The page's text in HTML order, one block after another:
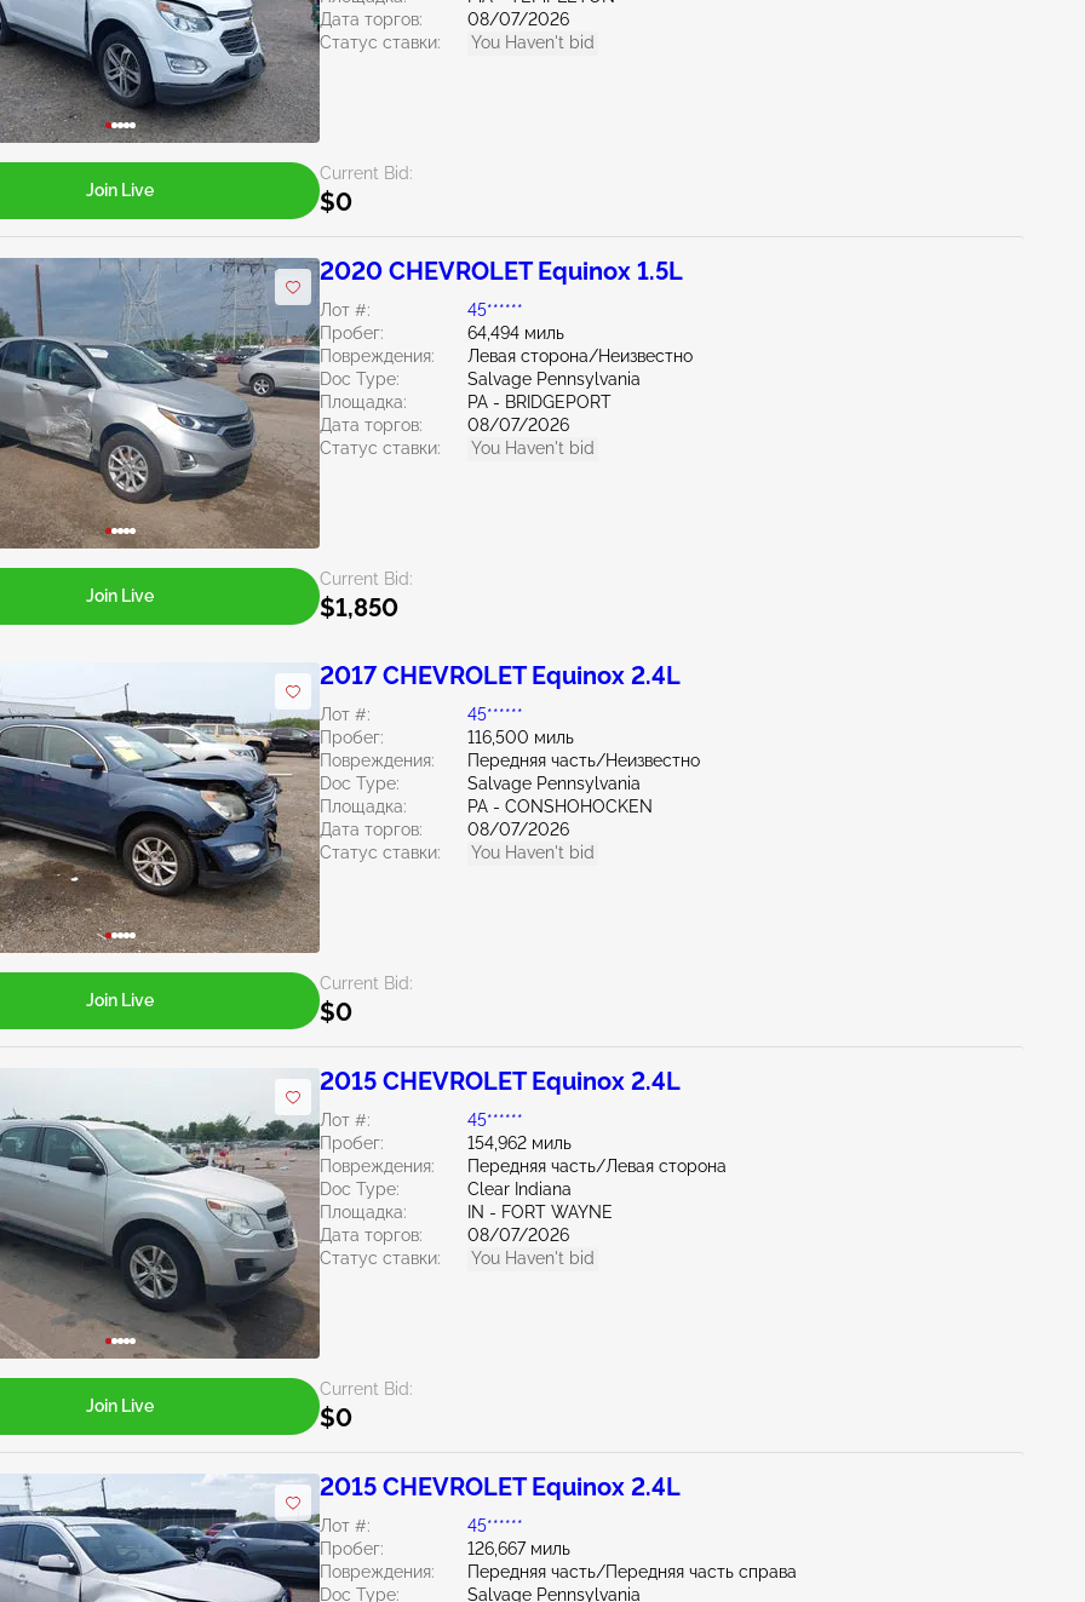
Дата торгов:
08/07/2026
Статус ставки:
You Haven't bid
Current Bid:
$0
Join Live
2020 CHEVROLET Equinox 1.5L
Лот #:
45******
Пробег:
64,494 миль
Повреждения:
Левая сторона/Неизвестно
Doc Type:
Salvage Pennsylvania
Площадка:
PA - BRIDGEPORT
Дата торгов:
08/07/2026
Статус ставки:
You Haven't bid
Current Bid:
$1,850
Join Live
2017 CHEVROLET Equinox 2.4L
Лот #:
45******
Пробег:
116,500 миль
Повреждения:
Передняя часть/Неизвестно
Doc Type:
Salvage Pennsylvania
Площадка:
PA - CONSHOHOCKEN
Дата торгов:
08/07/2026
Статус ставки:
You Haven't bid
Current Bid:
$0
Join Live
2015 CHEVROLET Equinox 2.4L
Лот #:
45******
Пробег:
154,962 миль
Повреждения:
Передняя часть/Левая сторона
Doc Type:
Clear Indiana
Площадка:
IN - FORT WAYNE
Дата торгов:
08/07/2026
Статус ставки:
You Haven't bid
Current Bid:
$0
Join Live
2015 CHEVROLET Equinox 2.4L
Лот #:
45******
Пробег:
126,667 миль
Повреждения:
Передняя часть/Передняя часть справа
Doc Type:
Salvage Pennsylvania